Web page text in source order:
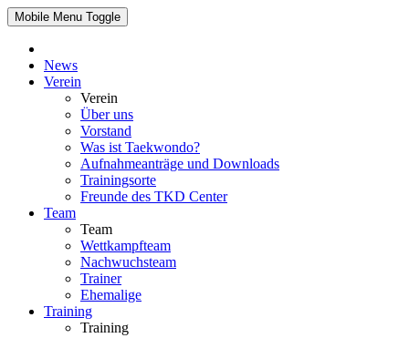
Mobile Menu Toggle
News
Verein
Verein
Über uns
Vorstand
Was ist Taekwondo?
Aufnahmeanträge und Downloads
Trainingsorte
Freunde des TKD Center
Team
Team
Wettkampfteam
Nachwuchsteam
Trainer
Ehemalige
Training
Training